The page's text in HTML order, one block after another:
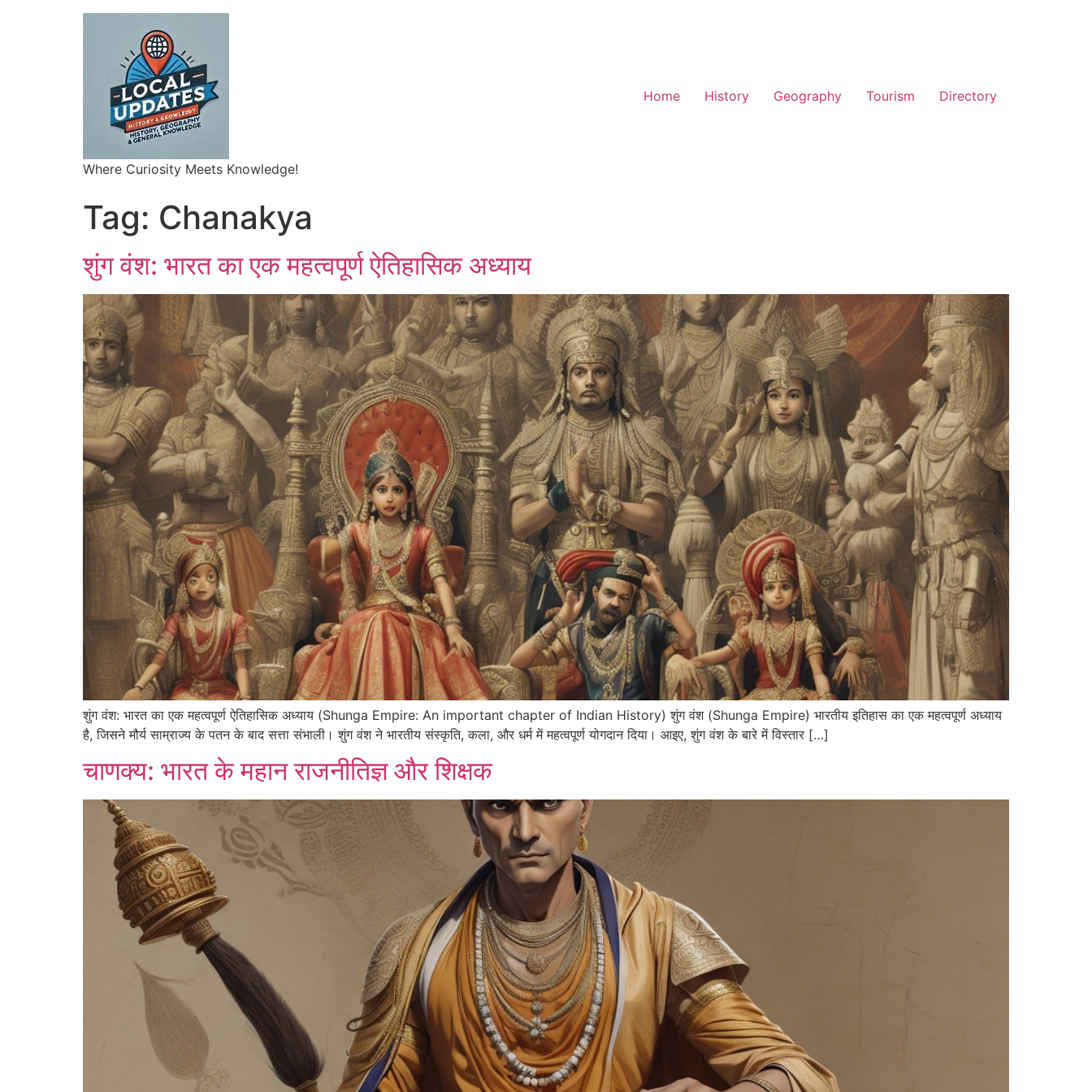
Where Curiosity Meets Knowledge!
Home History Geography Tourism Directory
Tag: Chanakya
शुंग वंश: भारत का एक महत्वपूर्ण ऐतिहासिक अध्याय
शुंग वंश: भारत का एक महत्वपूर्ण ऐतिहासिक अध्याय (Shunga Empire: An important chapter of Indian History) शुंग वंश (Shunga Empire) भारतीय इतिहास का एक महत्वपूर्ण अध्याय
है, जिसने मौर्य साम्राज्य के पतन के बाद सत्ता संभाली। शुंग वंश ने भारतीय संस्कृति, कला, और धर्म में महत्वपूर्ण योगदान दिया। आइए, शुंग वंश के बारे में विस्तार […]
चाणक्य: भारत के महान राजनीतिज्ञ और शिक्षक